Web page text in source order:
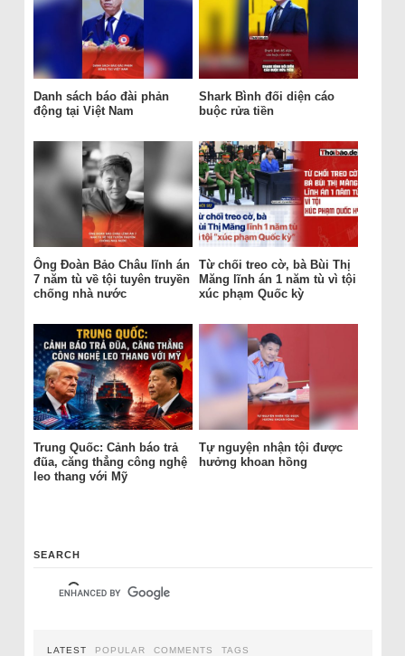
Danh sách báo đài phản
động tại Việt Nam
Shark Bình đối diện cáo
buộc rửa tiền
Ông Đoàn Bảo Châu lĩnh án
7 năm tù về tội tuyên truyền
chống nhà nước
Từ chối treo cờ, bà Bùi Thị
Măng lĩnh án 1 năm tù vì tội
xúc phạm Quốc kỳ
Trung Quốc: Cảnh báo trả
đũa, căng thẳng công nghệ
leo thang với Mỹ
Tự nguyện nhận tội được
hưởng khoan hồng
SEARCH
LATEST POPULAR COMMENTS TAGS